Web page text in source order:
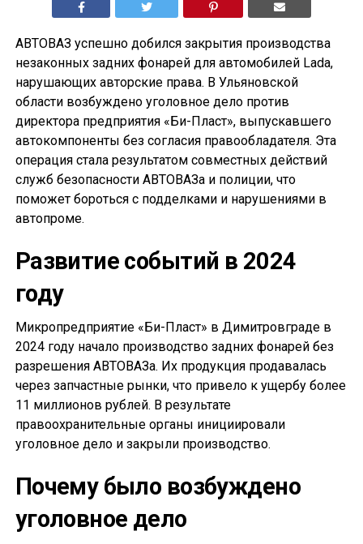
АВТОВАЗ успешно добился закрытия производства
незаконных задних фонарей для автомобилей Lada,
нарушающих авторские права. В Ульяновской
области возбуждено уголовное дело против
директора предприятия «Би-Пласт», выпускавшего
автокомпоненты без согласия правообладателя. Эта
операция стала результатом совместных действий
служб безопасности АВТОВАЗа и полиции, что
поможет бороться с подделками и нарушениями в
автопроме.
Развитие событий в 2024
году
Микропредприятие «Би-Пласт» в Димитровграде в
2024 году начало производство задних фонарей без
разрешения АВТОВАЗа. Их продукция продавалась
через запчастные рынки, что привело к ущербу более
11 миллионов рублей. В результате
правоохранительные органы инициировали
уголовное дело и закрыли производство.
Почему было возбуждено
уголовное дело